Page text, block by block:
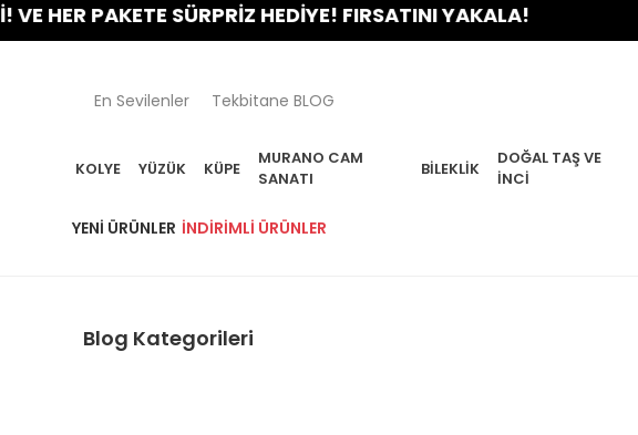
SÜRPRİZ HEDİYE! FIRSATINI YAKALA!
En Sevilenler Tekbitane BLOG
KOLYE YÜZÜK KÜPE
MURANO CAM
SANATI
BILEKLIK
DOĞAL TAŞ VE
İNCI
YENI ÜRÜNLER İNDIRIMLI ÜRÜNLER
Blog Kategorileri